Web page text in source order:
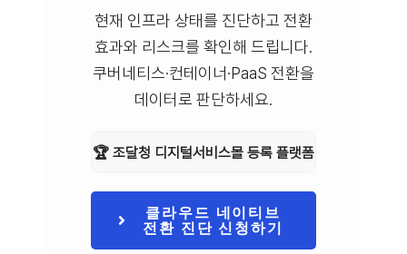
현재 인프라 상태를 진단하고 전환
효과와 리스크를 확인해 드립니다.
쿠버네티스·컨테이너·PaaS 전환을
데이터로 판단하세요.
🏆 조달청 디지털서비스몰 등록 플랫폼
클라우드 네이티브
전환 진단 신청하기